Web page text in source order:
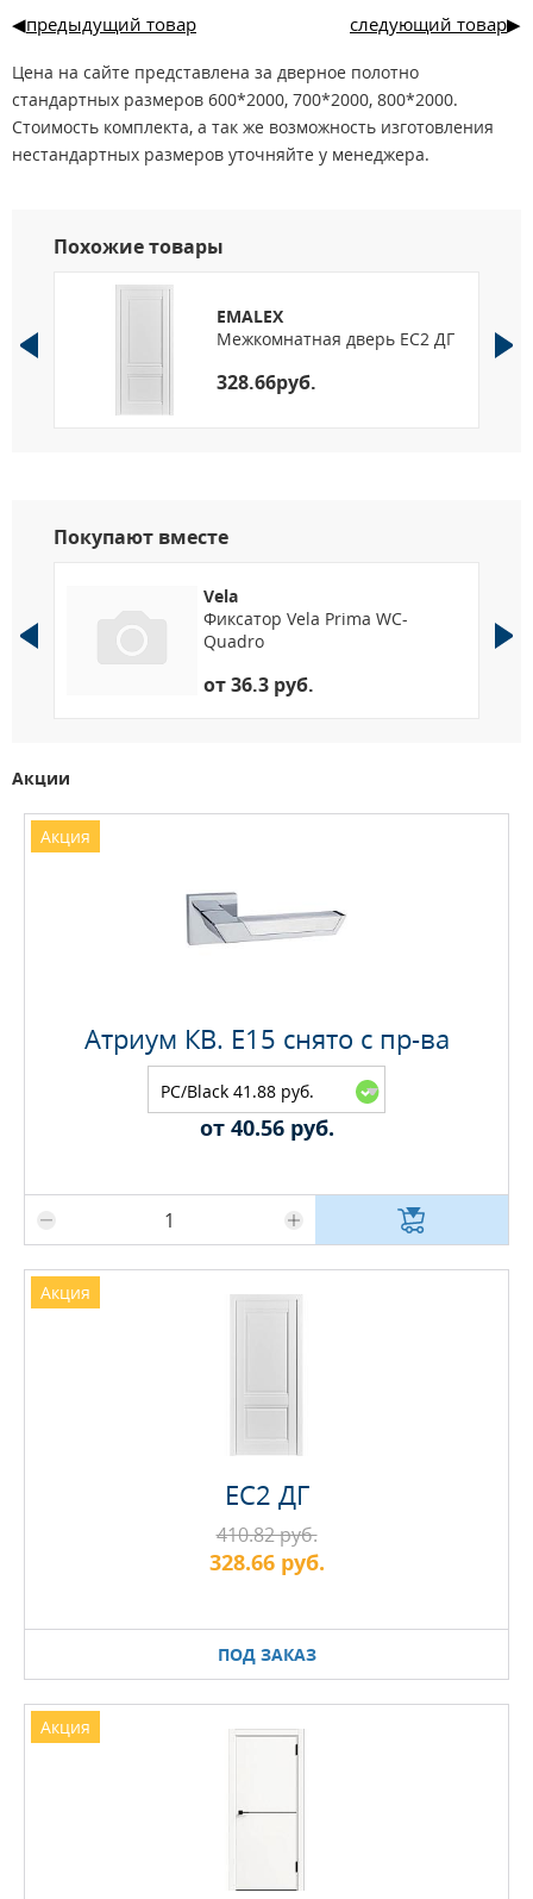
предыдущий товар следующий товар
Цена на сайте представлена за дверное полотно
стандартных размеров 600*2000, 700*2000, 800*2000.
Стоимость комплекта, а так же возможность изготовления
нестандартных размеров уточняйте у менеджера.
Похожие товары
EMALEX
Межкомнатная дверь EC2 ДГ
328.66руб.
Покупают вместе
Vela
Фиксатор Vela Prima WC-
Quadro
от 36.3 руб.
Акции
Акция
Атриум КВ. E15 снято с пр-ва
PC/Black 41.88 руб.
от 40.56 руб.
Акция
EC2 ДГ
ПОД ЗАКАЗ
410.82 руб.
328.66 руб.
Акция